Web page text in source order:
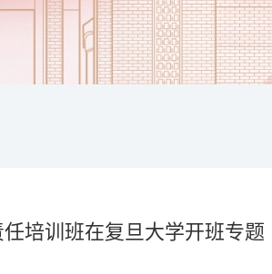
培训班在复旦大学开班专题